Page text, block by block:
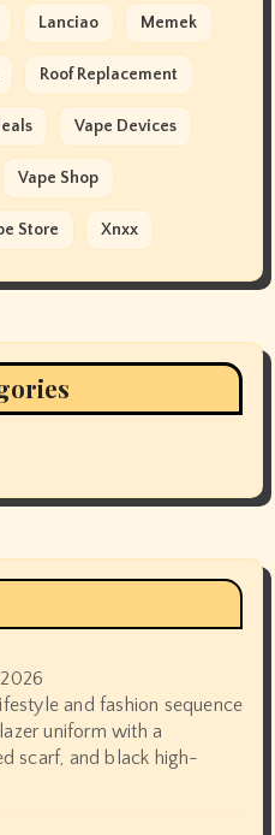
Lanciao Memek
Roof Replacement
Vape Devices
Vape Shop
Store Xnxx
and fashion sequence
uniform with a
scarf, and black high-